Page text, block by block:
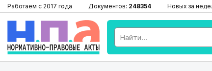
Работаем с 2017 года Документов: 248354 Новых за